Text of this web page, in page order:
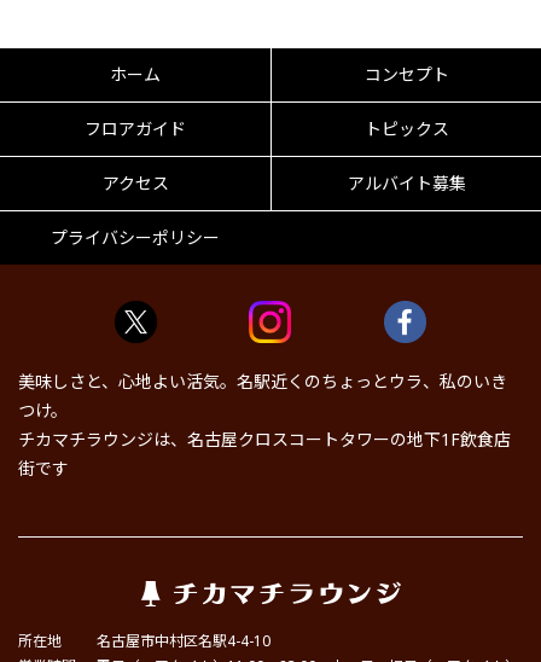
ホーム コンセプト
フロアガイド トピックス
アクセス アルバイト募集
プライバシーポリシー
美味しさと、心地よい活気。名駅近くのちょっとウラ、私のいき
つけ。
チカマチラウンジは、名古屋クロスコートタワーの地下1F飲食店
街です
所在地
名古屋市中村区名駅4-4-10